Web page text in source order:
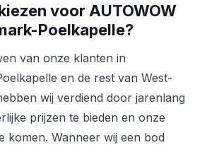
voor AUTOWOW
Poelkapelle?
van onze klanten in
en de rest van West-
wij verdiend door jarenlang
prijzen te bieden en onze
komen. Wanneer wij een bod